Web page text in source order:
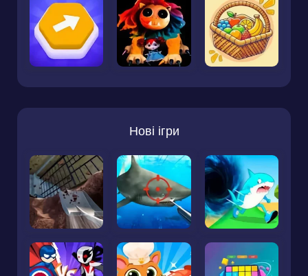
Нові ігри